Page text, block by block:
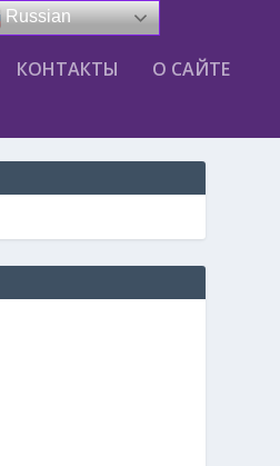
КОНТАКТЫ О САЙТЕ
Russian